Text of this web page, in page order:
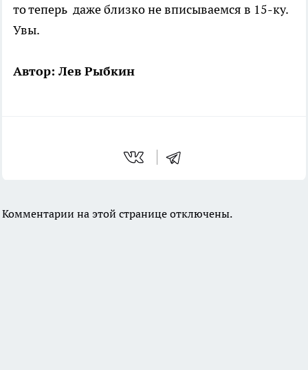
то теперь даже близко не вписываемся в 15-ку.
Увы.
Автор: Лев Рыбкин
Комментарии на этой странице отключены.